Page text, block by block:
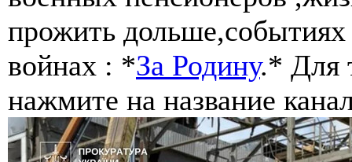
прожить
войнах : *За Родину.* Для
нажмите на название